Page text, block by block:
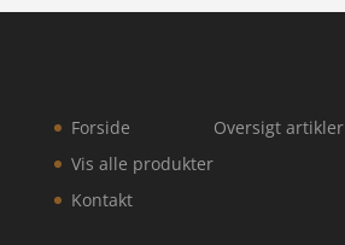
Forside
Vis alle produkter
Kontakt
Oversigt artikler